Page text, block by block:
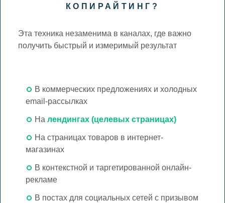
КОПИРАЙТИНГ?
Эта техника незаменима в каналах, где важно
получить быстрый и измеримый результат
В коммерческих предложениях и холодных
email-рассылках
На лендингах (целевых страницах)
На страницах товаров в интернет-
магазинах
В контекстной и таргетированной онлайн-
рекламе
В постах для социальных сетей с призывом